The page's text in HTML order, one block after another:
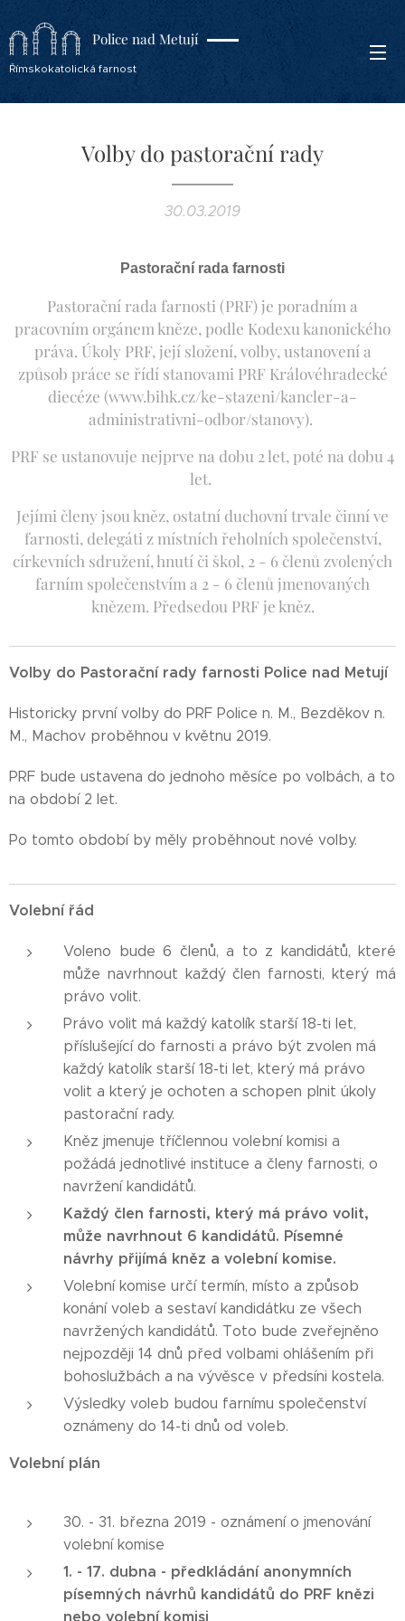
Police nad Metují
Římskokatolická farnost
Volby do pastorační rady
30.03.2019
Pastorační rada farnosti
Pastorační rada farnosti (PRF) je poradním a
pracovním orgánem kněze, podle Kodexu kanonického
práva. Úkoly PRF, její složení, volby, ustanovení a
způsob práce se řídí stanovami PRF Královéhradecké
diecéze (www.bihk.cz/ke-stazeni/kancler-a-
administrativni-odbor/stanovy).
PRF se ustanovuje nejprve na dobu 2 let, poté na dobu 4
let.
Jejími členy jsou kněz, ostatní duchovní trvale činní ve
farnosti, delegáti z místních řeholních společenství,
církevních sdružení, hnutí či škol, 2 - 6 členů zvolených
farním společenstvím a 2 - 6 členů jmenovaných
knězem. Předsedou PRF je kněz.
Volby do Pastorační rady farnosti Police nad Metují
Historicky první volby do PRF Police n. M., Bezděkov n.
M., Machov proběhnou v květnu 2019.
PRF bude ustavena do jednoho měsíce po volbách, a to
na období 2 let.
Po tomto období by měly proběhnout nové volby.
Volební řád
Voleno bude 6 členů, a to z kandidátů, které
může navrhnout každý člen farnosti, který má
právo volit.
Právo volit má každý katolík starší 18-ti let,
příslušející do farnosti a právo být zvolen má
každý katolík starší 18-ti let, který má právo
volit a který je ochoten a schopen plnit úkoly
pastorační rady.
Kněz jmenuje tříčlennou volební komisi a
požádá jednotlivé instituce a členy farnosti, o
navržení kandidátů.
Každý člen farnosti, který má právo volit,
může navrhnout 6 kandidátů. Písemné
návrhy přijímá kněz a volební komise.
Volební komise určí termín, místo a způsob
konání voleb a sestaví kandidátku ze všech
navržených kandidátů. Toto bude zveřejněno
nejpozději 14 dnů před volbami ohlášením při
bohoslužbách a na vývěsce v předsíni kostela.
Výsledky voleb budou farnímu společenství
oznámeny do 14-ti dnů od voleb.
Volební plán
30. - 31. března 2019 - oznámení o jmenování
volební komise
1. - 17. dubna - předkládání anonymních
písemných návrhů kandidátů do PRF knězi
nebo volební komisi